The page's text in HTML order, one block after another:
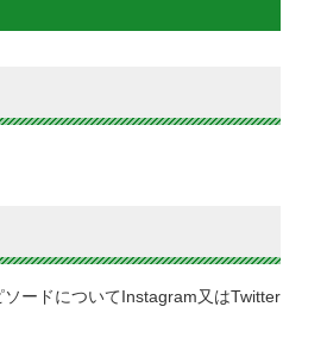
ードについてInstagram又はTwitter